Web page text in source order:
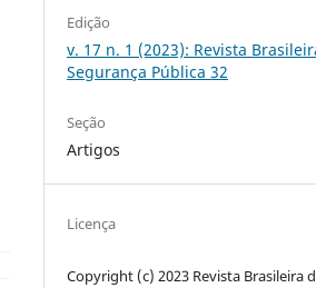
Edição
v. 17 n. 1 (2023): Revista
Segurança Pública 32
Seção
Artigos
Licença
Copyright (c) 2023 Revista Brasileira